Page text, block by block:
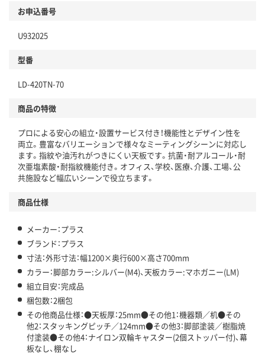
お申込番号
U932025
型番
LD-420TN-70
商品の特徴
プロによる安心の組立・設置サービス付き！機能性とデザイン性を
両立。豊富なバリエーションで様々なミーティングシーンに対応し
ます。指紋や油汚れがつきにくい天板です。抗菌・耐アルコール・耐
次亜塩素酸・耐指紋機能付き。オフィス、学校、医療、介護、工場、公
共施設など幅広いシーンで役立ちます。
商品仕様
メーカー：プラス
ブランド：プラス
寸法：外形寸法：幅1200×奥行600×高さ700mm
カラー：脚部カラー:シルバー(M4)、天板カラー:マホガニー(LM)
組立目安：完成品
梱包数：2梱包
その他商品仕様：●天板厚：25mm●その他1：機器類／机●その
他2：スタッキングピッチ／124mm●その他3：脚部塗装／樹脂焼
付塗装●その他4：ナイロン双輪キャスター(2個ストッパー付)、幕
板なし、棚なし